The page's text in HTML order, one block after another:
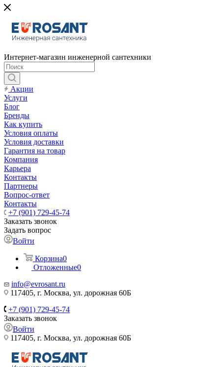
Интернет-магазин инженерной сантехники
Акции
Услуги
Блог
Бренды
Как купить
Условия оплаты
Условия доставки
Гарантия на товар
Компания
Карьера
Контакты
Партнеры
Вопрос-ответ
Контакты
+7 (901) 729-45-74
Заказать звонок
Задать вопрос
Войти
Корзина0
Отложенные0
info@evrosant.ru
117405, г. Москва, ул. дорожная 60Б
+7 (901) 729-45-74
Заказать звонок
Войти
117405, г. Москва, ул. дорожная 60Б